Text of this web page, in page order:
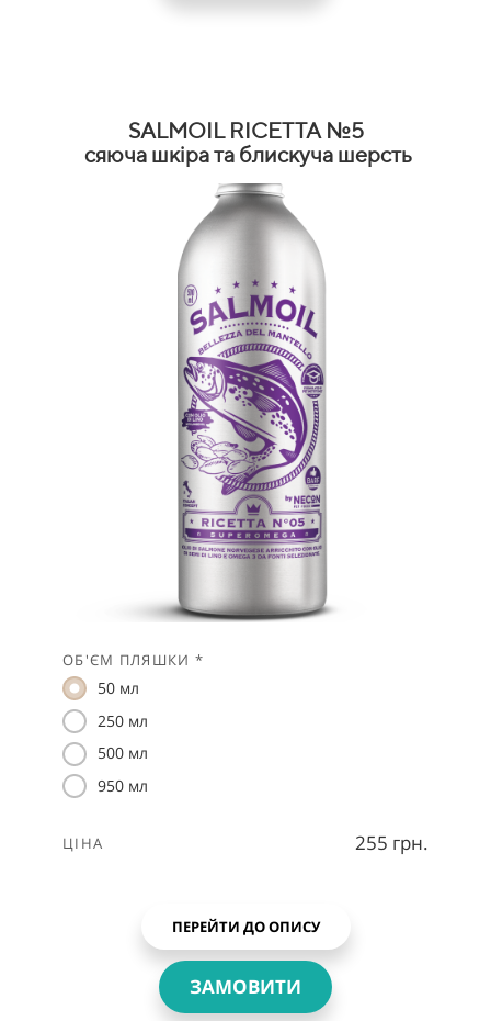
SALMOIL RICETTA №5
сяюча шкіра та блискуча шерсть
ОБ'ЄМ ПЛЯШКИ *
50 мл
250 мл
500 мл
950 мл
ЦІНА 255 грн.
ПЕРЕЙТИ ДО ОПИСУ
ЗАМОВИТИ